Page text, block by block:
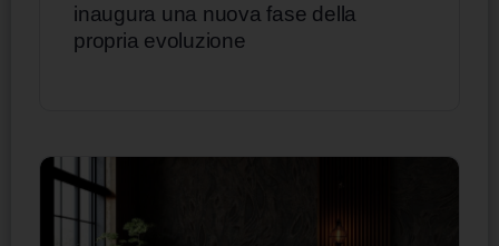
inaugura una nuova fase della
propria evoluzione